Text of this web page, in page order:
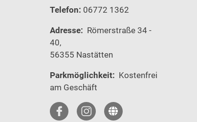
Telefon: 06772 1362
Adresse: Römerstraße 34 -
40,
56355 Nastätten
Parkmöglichkeit: Kostenfrei
am Geschäft